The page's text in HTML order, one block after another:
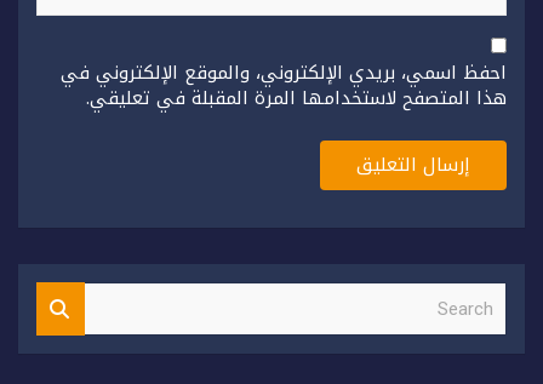
احفظ اسمي، بريدي الإلكتروني، والموقع الإلكتروني في
هذا المتصفح لاستخدامها المرة المقبلة في تعليقي.
S
a